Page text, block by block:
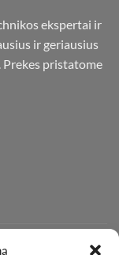
ekspertai ir
ir geriausius
Prekes pristatome